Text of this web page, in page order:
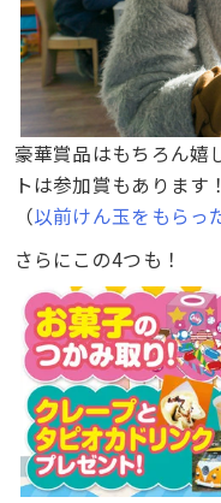
豪華賞品はもちろん嬉
トは参加賞もあります！
（以前けん玉をもらっ
さらにこの4つも！